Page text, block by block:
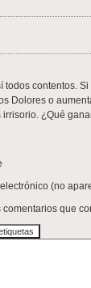
todos contentos.
Dolores o
¿Qué
(no
que